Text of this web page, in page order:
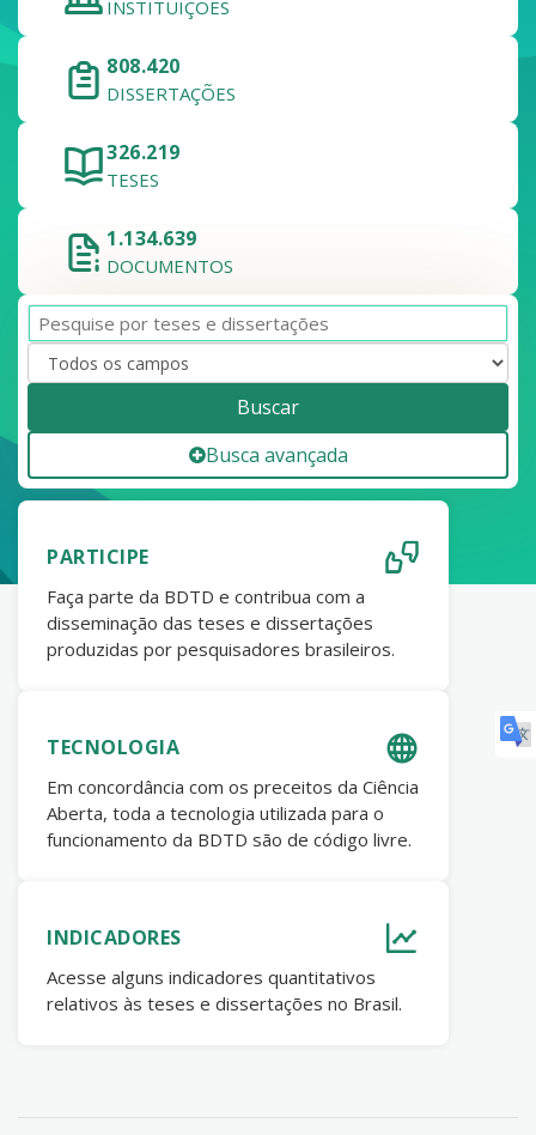
INSTITUIÇÕES
808.420
DISSERTAÇÕES
326.219
TESES
1.134.639
DOCUMENTOS
Buscar
Busca avançada
PARTICIPE
Faça parte da BDTD e contribua com a
disseminação das teses e dissertações
produzidas por pesquisadores brasileiros.
TECNOLOGIA
Em concordância com os preceitos da Ciência
Aberta, toda a tecnologia utilizada para o
funcionamento da BDTD são de código livre.
INDICADORES
Acesse alguns indicadores quantitativos
relativos às teses e dissertações no Brasil.